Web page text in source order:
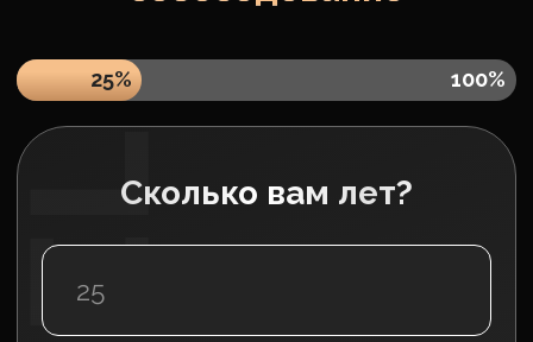
Создатель агрегатора
недвижимости Nedvex